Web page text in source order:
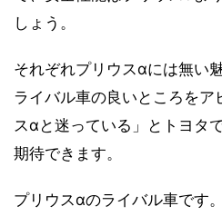
しょう。
それぞれプリウスαには無い
ライバル車の良いところをア
スαと迷っている」とトヨタ
期待できます。
プリウスαのライバル車です